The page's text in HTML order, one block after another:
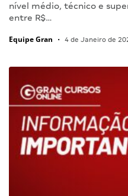
nível médio, técnico e
entre R$…
Equipe Gran • 4 de Janeiro de